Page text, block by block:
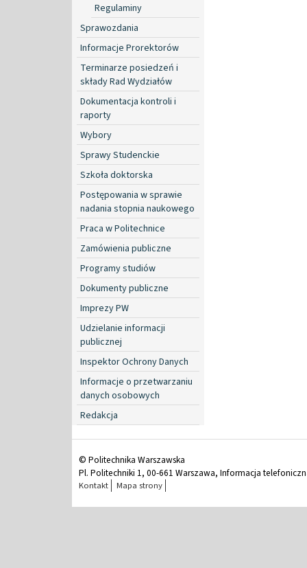
Regulaminy
Sprawozdania
Informacje Prorektorów
Terminarze posiedzeń i
składy Rad Wydziałów
Dokumentacja kontroli i
raporty
Wybory
Sprawy Studenckie
Szkoła doktorska
Postępowania w sprawie
nadania stopnia naukowego
Praca w Politechnice
Zamówienia publiczne
Programy studiów
Dokumenty publiczne
Imprezy PW
Udzielanie informacji
publicznej
Inspektor Ochrony Danych
Informacje o przetwarzaniu
danych osobowych
Redakcja
© Politechnika Warszawska
Pl. Politechniki 1, 00-661 Warszawa, Informacja
Kontakt Mapa strony